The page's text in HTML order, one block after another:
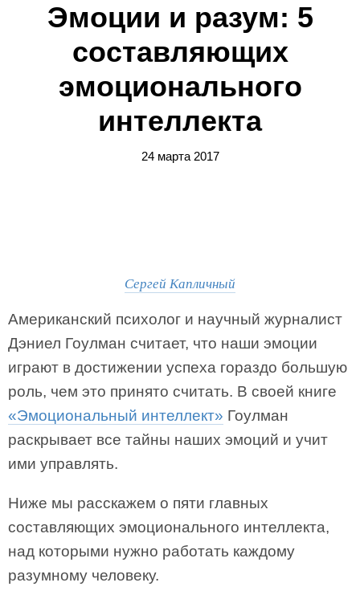
Эмоции и разум: 5
составляющих
эмоционального
интеллекта
24 марта 2017
Сергей Капличный
Американский психолог и научный журналист
Дэниел Гоулман считает, что наши эмоции
играют в достижении успеха гораздо большую
роль, чем это принято считать. В своей книге
«Эмоциональный интеллект» Гоулман
раскрывает все тайны наших эмоций и учит
ими управлять.
Ниже мы расскажем о пяти главных
составляющих эмоционального интеллекта,
над которыми нужно работать каждому
разумному человеку.